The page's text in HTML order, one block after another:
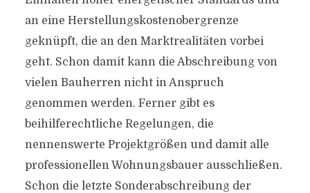
an eine Herstellungskostenobergrenze
geknüpft, die an den Marktrealitäten vorbei
geht. Schon damit kann die Abschreibung von
vielen Bauherren nicht in Anspruch
genommen werden. Ferner gibt es
beihilferechtliche Regelungen, die
nennenswerte Projektgrößen und damit alle
professionellen Wohnungsbauer ausschließen.
Schon die letzte Sonderabschreibung der